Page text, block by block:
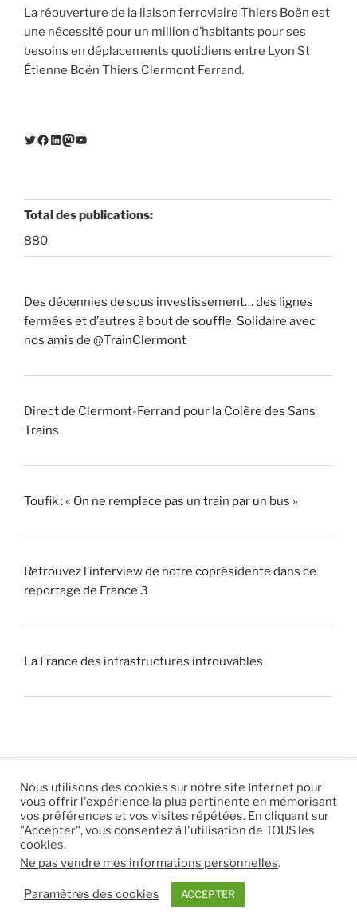
La réouverture de la liaison ferroviaire Thiers Boën est
une nécessité pour un million d’habitants pour ses
besoins en déplacements quotidiens entre Lyon St
Étienne Boën Thiers Clermont Ferrand.
Twitter
Facebook
LinkedIn
Mastodon
YouTube
Total des publications:
880
Des décennies de sous investissement… des lignes
fermées et d’autres à bout de souffle. Solidaire avec
nos amis de @TrainClermont
Direct de Clermont-Ferrand pour la Colère des Sans
Trains
Toufik : « On ne remplace pas un train par un bus »
Retrouvez l’interview de notre coprésidente dans ce
reportage de France 3
La France des infrastructures introuvables
© 2026 |Mentions légales|Hébergement Eur’Net.|
RSS|sitemap
Nous utilisons des cookies sur notre site Internet pour
vous offrir l'expérience la plus pertinente en mémorisant
vos préférences et vos visites répétées. En cliquant sur
"Accepter", vous consentez à l'utilisation de TOUS les
cookies.
Ne pas vendre mes informations personnelles.
Paramètres des cookies ACCEPTER